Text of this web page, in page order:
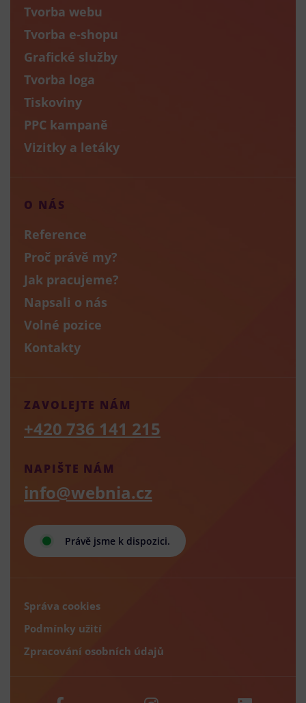
Tvorba webu
Tvorba e-shopu
Grafické služby
Tvorba loga
Tiskoviny
PPC kampaně
Vizitky a letáky
O NÁS
Reference
Proč právě my?
Jak pracujeme?
Napsali o nás
Volné pozice
Kontakty
Právě jsme k dispozici.
NAPIŠTE NÁM
info@webnia.cz
ZAVOLEJTE NÁM
+420 736 141 215
Správa cookies
Podmínky užití
Zpracování osobních údajů